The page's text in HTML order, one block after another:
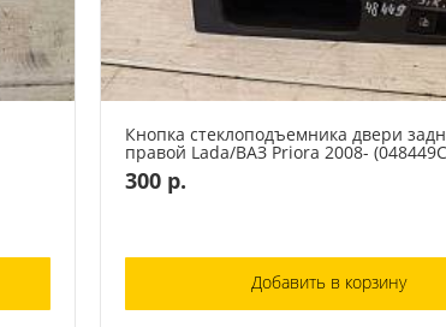
Кнопка стеклоподъемника двери
правой Lada/ВАЗ Priora 2008-
300 р.
Добавить в корзину